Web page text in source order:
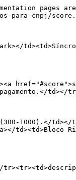
pages
para-cnpj/
td></
(300-1000).</
td><td>Bloco